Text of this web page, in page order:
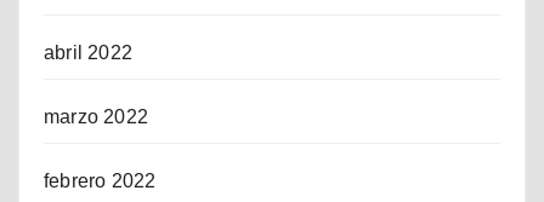
abril 2022
marzo 2022
febrero 2022